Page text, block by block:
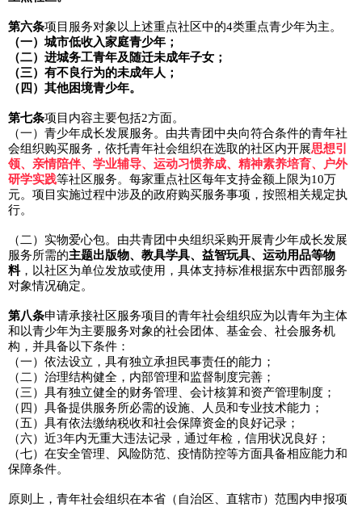
第六条项目服务对象以上述重点社区中的4类重点青少年为主。
（一）城市低收入家庭青少年；
（二）进城务工青年及随迁未成年子女；
（三）有不良行为的未成年人；
（四）其他困境青少年。
第七条项目内容主要包括2方面。
（一）青少年成长发展服务。由共青团中央向符合条件的青年社
会组织购买服务，依托青年社会组织在选取的社区内开展思想引
领、亲情陪伴、学业辅导、运动习惯养成、精神素养培育、户外
研学实践等社区服务。每家重点社区每年支持金额上限为10万
元。项目实施过程中涉及的政府购买服务事项，按照相关规定执
行。
（二）实物爱心包。由共青团中央组织采购开展青少年成长发展
服务所需的主题出版物、教具学具、益智玩具、运动用品等物
料，以社区为单位发放或使用，具体支持标准根据东中西部服务
对象情况确定。
第八条申请承接社区服务项目的青年社会组织应为以青年为主体
和以青少年为主要服务对象的社会团体、基金会、社会服务机
构，并具备以下条件：
（一）依法设立，具有独立承担民事责任的能力；
（二）治理结构健全，内部管理和监督制度完善；
（三）具有独立健全的财务管理、会计核算和资产管理制度；
（四）具备提供服务所必需的设施、人员和专业技术能力；
（五）具有依法缴纳税收和社会保障资金的良好记录；
（六）近3年内无重大违法记录，通过年检，信用状况良好；
（七）在安全管理、风险防范、疫情防控等方面具备相应能力和
保障条件。
原则上，青年社会组织在本省（自治区、直辖市）范围内申报项